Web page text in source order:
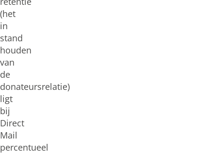
(het
in
stand
houden
van
de
donateursrelatie)
ligt
bij
Direct
Mail
percentueel